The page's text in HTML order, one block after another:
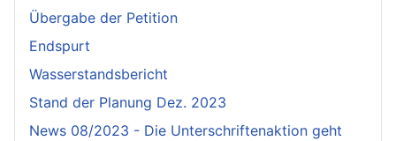
Übergabe der Petition
Endspurt
Wasserstandsbericht
Stand der Planung Dez. 2023
News 08/2023 - Die Unterschriftenaktion geht